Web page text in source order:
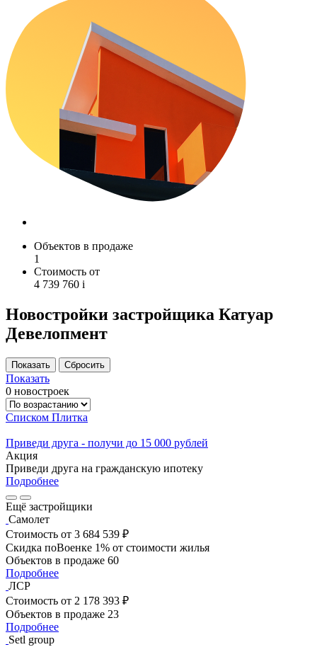
Объектов в продаже
1
Стоимость от
4 739 760 i
Новостройки застройщика Катуар
Девелопмент
Показать
0 новостроек
Списком Плитка
Приведи друга - получи до 15 000 рублей
Акция
Приведи друга на гражданскую ипотеку
Подробнее
Ещё застройщики
Самолет
Стоимость от 3 684 539 ₽
Скидка поВоенке 1% от стоимости жилья
Объектов в продаже 60
Подробнее
ЛСР
Стоимость от 2 178 393 ₽
Объектов в продаже 23
Подробнее
Setl group